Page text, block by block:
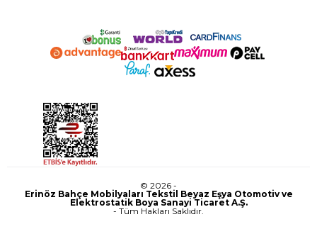
© 2026 -
Erinöz Bahçe Mobilyaları Tekstil Beyaz Eşya Otomotiv ve
Elektrostatik Boya Sanayi Ticaret A.Ş.
- Tüm Hakları Saklıdır.